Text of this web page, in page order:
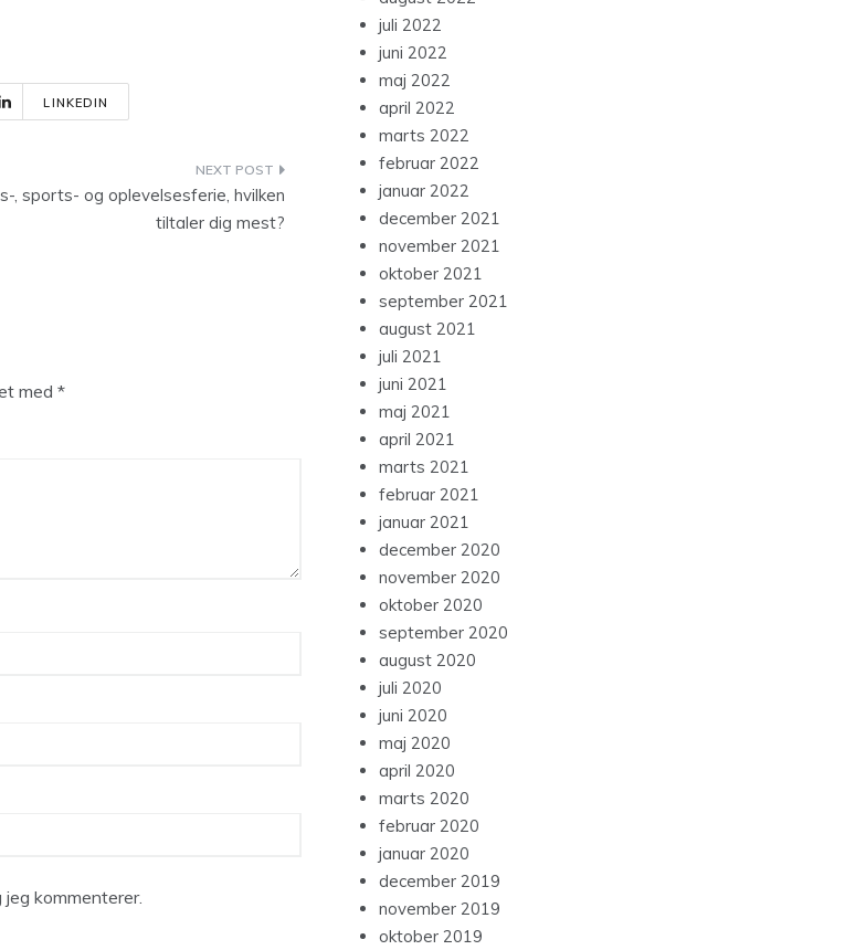
LINKEDIN
, sports- og oplevelsesferie, hvilken
tiltaler dig mest?
med *
kommenterer.
juli 2022
juni 2022
maj 2022
april 2022
marts 2022
februar 2022
januar 2022
december 2021
november 2021
oktober 2021
september 2021
august 2021
juli 2021
juni 2021
maj 2021
april 2021
marts 2021
februar 2021
januar 2021
december 2020
november 2020
oktober 2020
september 2020
august 2020
juli 2020
juni 2020
maj 2020
april 2020
marts 2020
februar 2020
januar 2020
december 2019
november 2019
oktober 2019